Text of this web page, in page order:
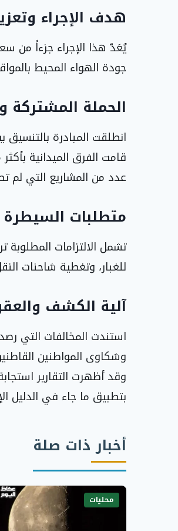
هدف الإجراء
يُعَدّ هذا الإجراء جزءاً من
جودة الهواء المحيط
الحملة المشتركة
انطلقت المبادرة بالتنسيق
قامت الفرق الميدانية
عدد من المشاريع التي لم
متطلبات السيطرة
تشمل الالتزامات
للغبار، وتغطية شاحنات
آلية الكشف
استندت المخالفات التي
وشكاوى المواطنين
وقد أظهرت التقارير
بتطبيق ما جاء في الدليل
أخبار ذات صلة
محليات